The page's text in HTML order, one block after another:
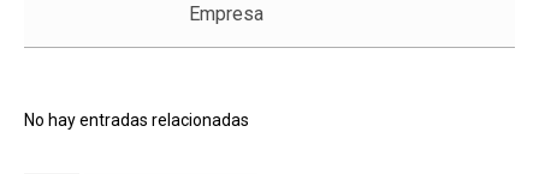
Empresa
No hay entradas relacionadas